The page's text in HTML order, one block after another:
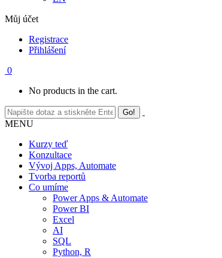
Můj účet
Registrace
Přihlášení
0
No products in the cart.
MENU
Kurzy teď
Konzultace
Vývoj Apps, Automate
Tvorba reportů
Co umíme
Power Apps & Automate
Power BI
Excel
AI
SQL
Python, R